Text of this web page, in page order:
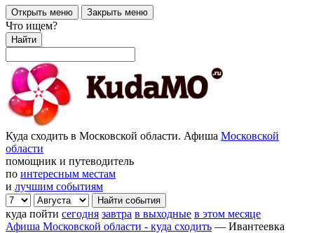
Открыть меню Закрыть меню
Что ищем?
Найти
Куда сходить в Московской области. Афиша Московской
области
помощник и путеводитель
по интересным местам
и лучшим событиям
куда пойти сегодня завтра в выходные в этом месяце
Афиша Московской области - куда сходить — Ивантеевка